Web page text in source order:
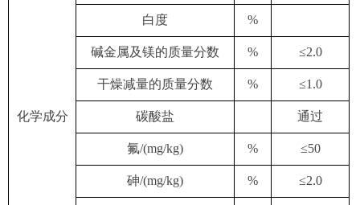
化学成分
白度 %
碱金属及镁的质量分数 % ≤2.0
干燥减量的质量分数 % ≤1.0
碳酸盐 通过
氟/(mg/kg) % ≤50
砷/(mg/kg) % ≤2.0